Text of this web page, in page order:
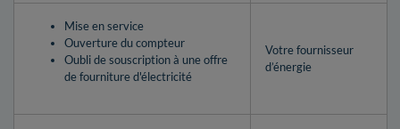
Mise en service
Ouverture du compteur
Oubli de souscription à une offre
de fourniture d'électricité
Votre fournisseur
d’énergie